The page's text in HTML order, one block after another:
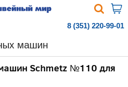
8 (351) 220-99-01
машин
Schmetz №110 для